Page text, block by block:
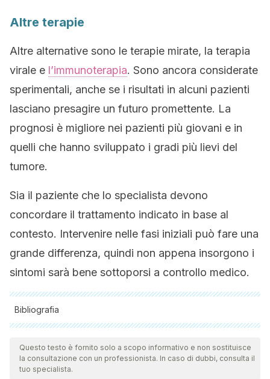
Altre terapie
Altre alternative sono le terapie mirate, la terapia
virale e l’immunoterapia. Sono ancora considerate
sperimentali, anche se i risultati in alcuni pazienti
lasciano presagire un futuro promettente. La
prognosi è migliore nei pazienti più giovani e in
quelli che hanno sviluppato i gradi più lievi del
tumore.
Sia il paziente che lo specialista devono
concordare il trattamento indicato in base al
contesto. Intervenire nelle fasi iniziali può fare una
grande differenza, quindi non appena insorgono i
sintomi sarà bene sottoporsi a controllo medico.
Bibliografia
Tutte le fonti citate sono state esaminate a fondo dal nostro
team per garantirne la qualità, l'affidabilità, l'attualità e la
validità. La bibliografia di questo articolo è stata considerata
Questo testo è fornito solo a scopo informativo e non sostituisce
la consultazione con un professionista. In caso di dubbi, consulta il
tuo specialista.